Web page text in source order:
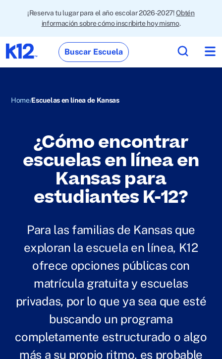
¡Reserva tu lugar para el año escolar 2026-2027!Obtén
información sobre cómo inscribirte hoy mismo.
Buscar Escuela
Home Escuelas en línea de Kansas
¿Cómo encontrar
escuelas en línea en
Kansas para
estudiantes K-12?
Para las familias de Kansas que
exploran la escuela en línea, K12
ofrece opciones públicas con
matrícula gratuita y escuelas
privadas, por lo que ya sea que esté
buscando un programa
completamente estructurado o algo
más a su propio ritmo, es probable